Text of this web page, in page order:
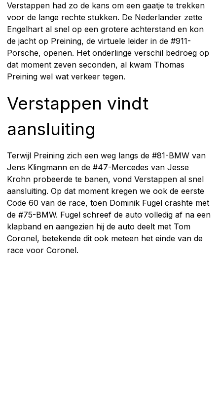
Verstappen had zo de kans om een gaatje te trekken
voor de lange rechte stukken. De Nederlander zette
Engelhart al snel op een grotere achterstand en kon
de jacht op Preining, de virtuele leider in de #911-
Porsche, openen. Het onderlinge verschil bedroeg op
dat moment zeven seconden, al kwam Thomas
Preining wel wat verkeer tegen.
Verstappen vindt
aansluiting
Terwijl Preining zich een weg langs de #81-BMW van
Jens Klingmann en de #47-Mercedes van Jesse
Krohn probeerde te banen, vond Verstappen al snel
aansluiting. Op dat moment kregen we ook de eerste
Code 60 van de race, toen Dominik Fugel crashte met
de #75-BMW. Fugel schreef de auto volledig af na een
klapband en aangezien hij de auto deelt met Tom
Coronel, betekende dit ook meteen het einde van de
race voor Coronel.